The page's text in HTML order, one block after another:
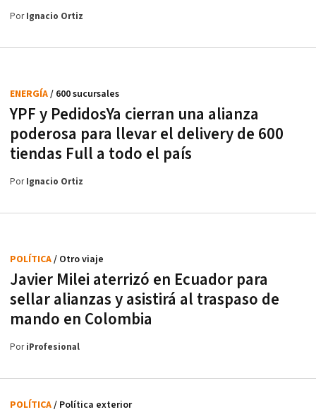
PorIgnacio Ortiz
YPF y PedidosYa cierran una alianza
poderosa para llevar el delivery de 600
tiendas Full a todo el país
ENERGÍA/ 600 sucursales
PorIgnacio Ortiz
Javier Milei aterrizó en Ecuador para
sellar alianzas y asistirá al traspaso de
mando en Colombia
POLÍTICA/ Otro viaje
PoriProfesional
POLÍTICA/ Política exterior